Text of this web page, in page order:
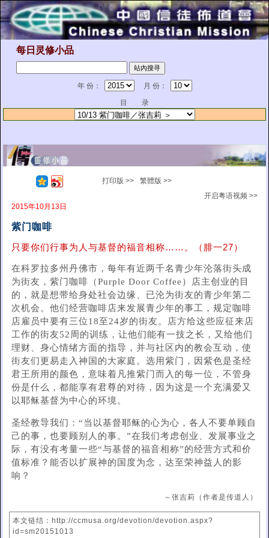
每日灵修小品
年 份：
月 份：
目 录
打印版 >>
繁體版 >>
开启粤语视频 >>
2015年10月13日
紫门咖啡
只要你们行事为人与基督的福音相称……。（腓一27）
在科罗拉多州丹佛市，每年有近两千名青少年沦落街头成
为街友，紫门咖啡（Purple Door Coffee）店主创业的目
的，就是想带给身处社会边缘、已沦为街友的青少年第二
次机会。他们经营咖啡店来发展青少年的事工，规定咖啡
店雇员中要有三位18至24岁的街友。店方给这些应征来店
工作的街友52周的训练，让他们能有一技之长，又给他们
理财、身心情绪方面的指导，并与社区内的教会互动，使
街友们更易走入神国的大家庭。选用紫门，因紫色是圣经
君王所用的颜色，意味着凡推紫门而入的每一位，不管身
份是什么，都能享有君尊的对待，因为这是一个充满爱又
以耶稣基督为中心的环境。
圣经教导我们：“当以基督耶稣的心为心，各人不要单顾自
己的事，也要顾别人的事。”在我们考虑创业、发展事业之
际，有没有考量一些“与基督的福音相称”的经营方式和价
值标准？能否以扩展神的国度为念，达至荣神益人的影
响？
～张吉莉（作者是传道人）
本文链结：http://ccmusa.org/devotion/devotion.aspx?
id=sm20151013